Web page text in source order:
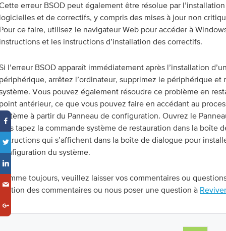
erreur BSOD peut également être résolue par
et de correctifs, y compris des mises à jour non
ce faire, utilisez le navigateur Web pour accéder à
et les instructions d’installation des correctifs.
l’erreur BSOD apparaît immédiatement après l’installation
arrêtez l’ordinateur, supprimez le périphérique et
Vous pouvez également résoudre ce problème en
antérieur, ce que vous pouvez faire en accédant au
à partir du Panneau de configuration. Ouvrez le
tapez la commande système de restauration dans la boîte
qui s’affichent dans la boîte de dialogue pour
du système.
toujours, veuillez laisser vos commentaires ou
des commentaires ou nous poser une question à